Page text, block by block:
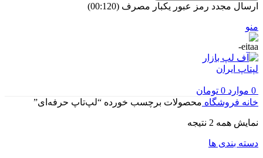
ارسال مجدد رمز عبور یکبار مصرف (00:
120
)
منو
0 موارد 0 تومان
خانه فروشگاه محصولات برچسب خورده “لپ‌تاپ حرفه‌ای”
نمایش همه 2 نتیجه
دسته بندی ها